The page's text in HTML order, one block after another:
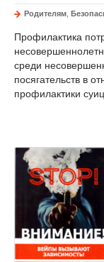
Родителям
Профилактика
среди
посягательств в
профилактики